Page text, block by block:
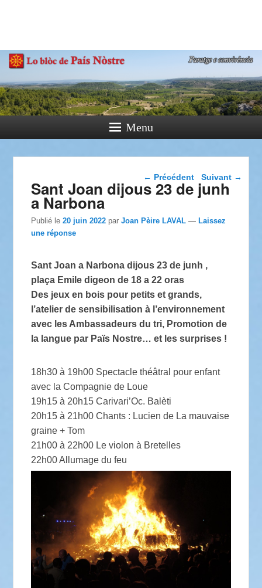
Paratge e Convivència
Menu
Navigation dans les
articles
← Précédent Suivant →
Sant Joan dijous 23 de junh
a Narbona
Publié le20 juin 2022 parJoan Pèire LAVAL —Laissez
une réponse
Sant Joan a Narbona dijous 23 de junh ,
plaça Emile digeon de 18 a 22 oras
Des jeux en bois pour petits et grands,
l’atelier de sensibilisation à l’environnement
avec les Ambassadeurs du tri, Promotion de
la langue par Païs Nostre… et les surprises !
18h30 à 19h00 Spectacle théâtral pour enfant
avec la Compagnie de Loue
19h15 à 20h15 Carivari’Oc. Balèti
20h15 à 21h00 Chants : Lucien de La mauvaise
graine + Tom
21h00 à 22h00 Le violon à Bretelles
22h00 Allumage du feu